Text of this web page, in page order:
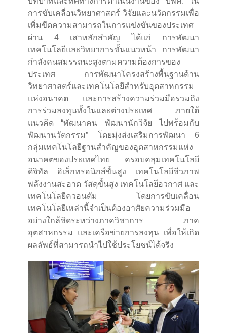
การขับเคลื่อนวิทยาศาสตร์ วิจัยและนวัตกรรมเพื่อ
เพิ่มขีดความสามารถในการแข่งขันของประเทศ
ผ่าน 4 เสาหลักสำคัญ ได้แก่ การพัฒนา
เทคโนโลยีและวิทยาการขั้นแนวหน้า การพัฒนา
กำลังคนสมรรถนะสูงตามความต้องการของ
ประเทศ การพัฒนาโครงสร้างพื้นฐานด้าน
วิทยาศาสตร์และเทคโนโลยีสำหรับอุตสาหกรรม
แห่งอนาคต และการสร้างความร่วมมือรวมถึง
การร่วมลงทุนทั้งในและต่างประเทศ ภายใต้
แนวคิด “พัฒนาคน พัฒนานักวิจัย ไปพร้อมกับ
พัฒนานวัตกรรม” โดยมุ่งส่งเสริมการพัฒนา 6
กลุ่มเทคโนโลยีฐานสำคัญของอุตสาหกรรมแห่ง
อนาคตของประเทศไทย ครอบคลุมเทคโนโลยี
ดิจิทัล อิเล็กทรอนิกส์ขั้นสูง เทคโนโลยีชีวภาพ
พลังงานสะอาด วัสดุขั้นสูง เทคโนโลยีอวกาศ และ
เทคโนโลยีควอนตัม โดยการขับเคลื่อน
เทคโนโลยีเหล่านี้จำเป็นต้องอาศัยความร่วมมือ
อย่างใกล้ชิดระหว่างภาควิชาการ ภาค
อุตสาหกรรม และเครือข่ายการลงทุน เพื่อให้เกิด
ผลลัพธ์ที่สามารถนำไปใช้ประโยชน์ได้จริง